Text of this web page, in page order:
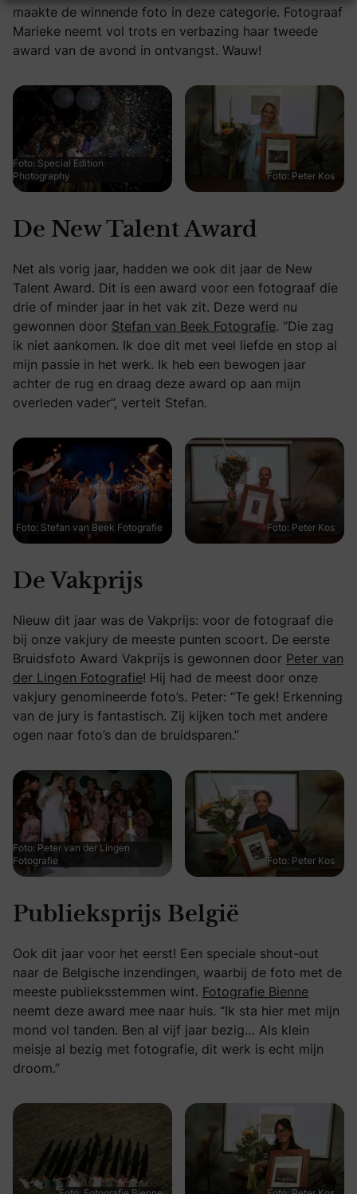
maakte de winnende foto in deze categorie. Fotograaf
Marieke neemt vol trots en verbazing haar tweede
award van de avond in ontvangst. Wauw!
Foto: Special Edition
Photography
Foto: Peter Kos
De New Talent Award
Net als vorig jaar, hadden we ook dit jaar de New
Talent Award. Dit is een award voor een fotograaf die
drie of minder jaar in het vak zit. Deze werd nu
gewonnen door Stefan van Beek Fotografie. “Die zag
ik niet aankomen. Ik doe dit met veel liefde en stop al
mijn passie in het werk. Ik heb een bewogen jaar
achter de rug en draag deze award op aan mijn
overleden vader”, vertelt Stefan.
Foto: Stefan van Beek Fotografie Foto: Peter Kos
De Vakprijs
Nieuw dit jaar was de Vakprijs: voor de fotograaf die
bij onze vakjury de meeste punten scoort. De eerste
Bruidsfoto Award Vakprijs is gewonnen door Peter van
der Lingen Fotografie! Hij had de meest door onze
vakjury genomineerde foto’s. Peter: “Te gek! Erkenning
van de jury is fantastisch. Zij kijken toch met andere
ogen naar foto’s dan de bruidsparen.”
Foto: Peter van der Lingen
Fotografie
Foto: Peter Kos
Publieksprijs België
Ook dit jaar voor het eerst! Een speciale shout-out
naar de Belgische inzendingen, waarbij de foto met de
meeste publieksstemmen wint. Fotografie Bienne
neemt deze award mee naar huis. “Ik sta hier met mijn
mond vol tanden. Ben al vijf jaar bezig… Als klein
meisje al bezig met fotografie, dit werk is echt mijn
droom.”